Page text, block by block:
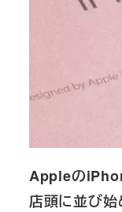
Appleの
店頭に並び始